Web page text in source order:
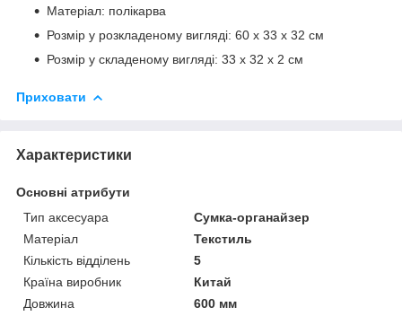
Матеріал: полікарва
Розмір у розкладеному вигляді: 60 х 33 х 32 см
Розмір у складеному вигляді: 33 х 32 х 2 см
Приховати
Характеристики
Основні атрибути
Тип аксесуара
Сумка-органайзер
Матеріал
Текстиль
Кількість відділень
5
Країна виробник
Китай
Довжина
600 мм